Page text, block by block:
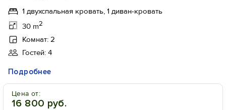
1 двухспальная кровать, 1 диван-кровать
30 m2
Комнат: 2
Гостей: 4
Подробнее
Цена от:
16 800 руб.